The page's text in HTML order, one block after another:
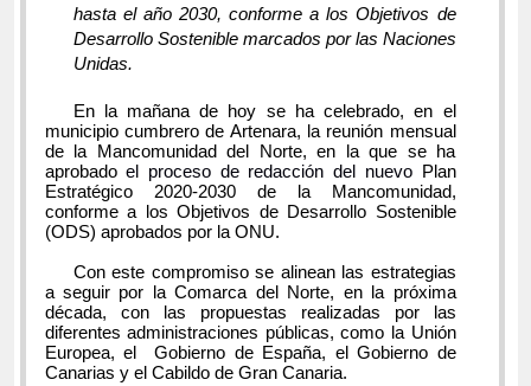
hasta el año 2030, conforme a los Objetivos de
Desarrollo Sostenible marcados por las Naciones
Unidas.
En la mañana de hoy se ha celebrado, en el
municipio cumbrero de Artenara, la reunión mensual
de la Mancomunidad del Norte, en la que se ha
aprobadoel proceso de redacción del nuevo
Plan
Estratégico 2020-2030 de la Mancomunidad,
conforme a los Objetivos de Desarrollo Sostenible
(ODS) aprobados por la ONU.
Con este compromiso se alinean las estrategias
a seguir por la Comarca del Norte, en la próxima
década, con las propuestas realizadas por las
diferentes administraciones públicas, como la Unión
Europea, el
Gobierno de España, el Gobierno de
Canarias y el Cabildo de Gran Canaria.